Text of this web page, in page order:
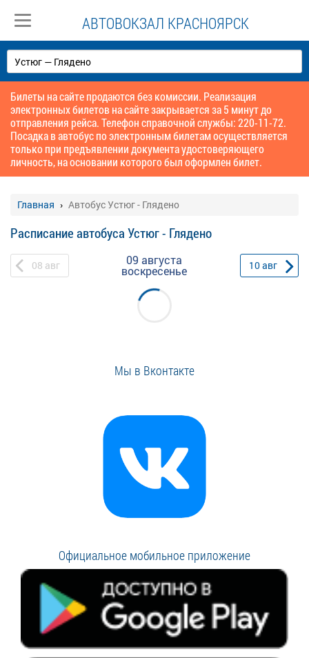
АВТОВОКЗАЛ КРАСНОЯРСК
Билеты на сайте продаются без комиссии. Реализация
электронных билетов на сайте закрывается за 5 минут до
отправления рейса. Телефон справочной службы: 220-11-72.
Посадка в автобус по электронным билетам осуществляется
только при предъявлении документа удостоверяющего
личность, на основании которого был оформлен билет.
Главная Автобус Устюг - Глядено
Расписание автобуса Устюг - Глядено
08 авг 09 августа
воскресенье 10авг
Мы в Вконтакте
Официальное мобильное приложение